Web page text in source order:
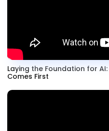
Laying the Foundation for
Comes First